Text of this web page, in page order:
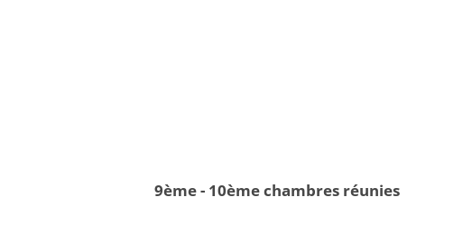
9ème - 10ème chambres réunies